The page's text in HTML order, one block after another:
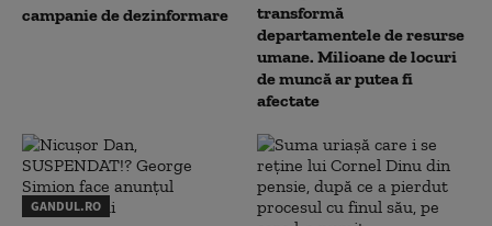
campanie de dezinformare
transformă
departamentele de resurse
umane. Milioane de locuri
de muncă ar putea fi
afectate
GANDUL.RO